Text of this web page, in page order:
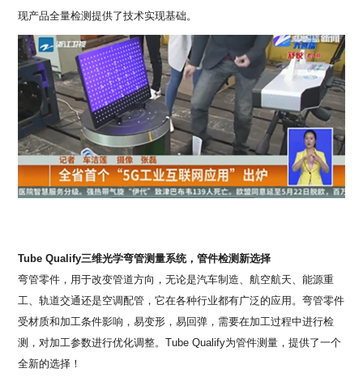
现产品全量检测提供了技术实现基础。
Tube Qualify三维光学弯管测量系统，管件检测新选择
弯管零件，用于改变管道方向，无论是汽车制造、航空航天、能源重
工、轨道交通还是空调配管，它在各种行业都有广泛的应用。弯管零件
受材质和加工条件影响，易变形，易回弹，需要在加工过程中进行检
测，对加工参数进行优化调整。Tube Qualify为管件测量，提供了一个
全新的选择！